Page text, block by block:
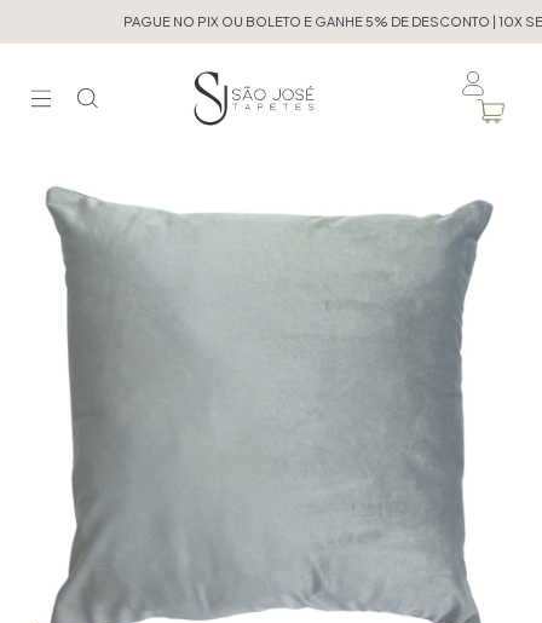
PAGUE NO PIX OU BOLETO E GANHE 5% DE DESCONTO | 10X SEM